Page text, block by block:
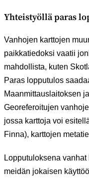
Yhteistyöllä paras
Vanhojen karttojen
paikkatiedoksi vaatii
mahdollista, kuten
Paras lopputulos
Maanmittauslaitoksen
Georeferoitujen
jossa karttoja voi
Finna), karttojen
Lopputuloksena
meidän jokaisen